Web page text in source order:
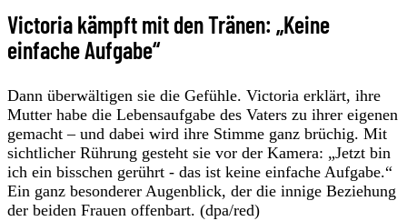
Victoria kämpft mit den Tränen: „Keine
einfache Aufgabe“
Dann überwältigen sie die Gefühle. Victoria erklärt, ihre
Mutter habe die Lebensaufgabe des Vaters zu ihrer eigenen
gemacht – und dabei wird ihre Stimme ganz brüchig. Mit
sichtlicher Rührung gesteht sie vor der Kamera: „Jetzt bin
ich ein bisschen gerührt - das ist keine einfache Aufgabe.“
Ein ganz besonderer Augenblick, der die innige Beziehung
der beiden Frauen offenbart. (dpa/red)